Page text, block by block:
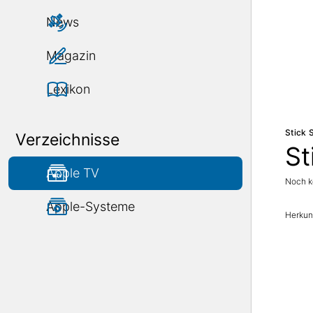
News
Magazin
Lexikon
Verzeichnisse
Apple TV
Apple-Systeme
Stick
Noch